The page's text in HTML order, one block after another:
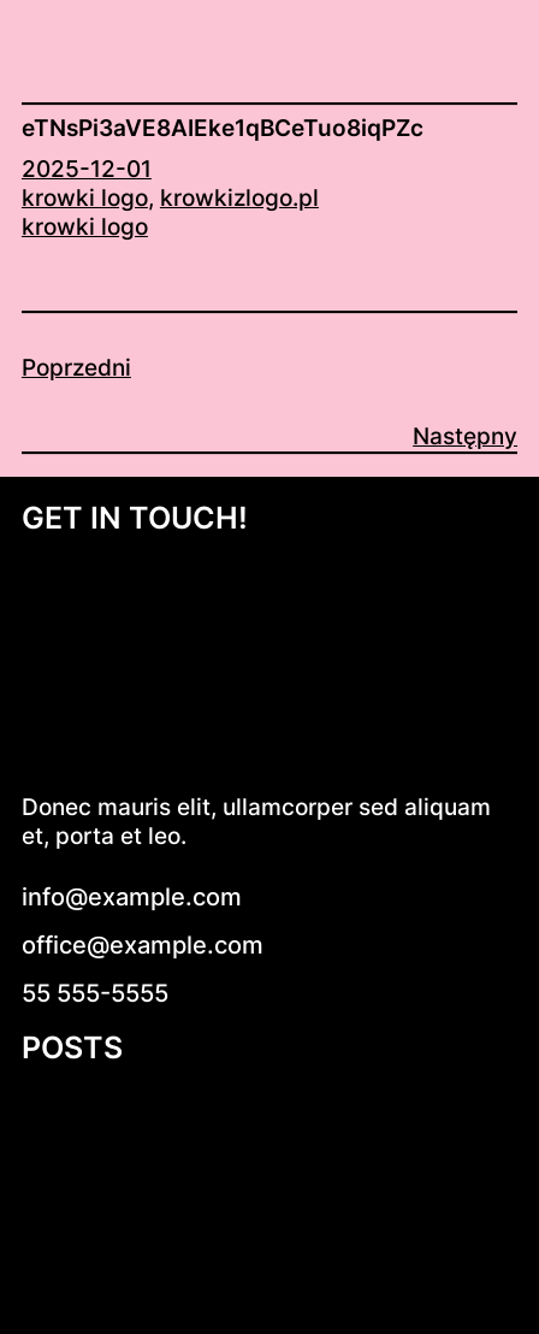
eTNsPi3aVE8AIEke1qBCeTuo8iqPZc
2025-12-01
krowki logo, krowkizlogo.pl
krowki logo
Poprzedni
Następny
GET IN TOUCH!
Donec mauris elit, ullamcorper sed aliquam
et, porta et leo.
info@example.com
office@example.com
55 555-5555
POSTS